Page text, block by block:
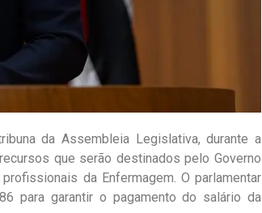
da Assembleia Legislativa, durante a
que serão destinados pelo Governo
da Enfermagem. O parlamentar
para garantir o pagamento do salário da